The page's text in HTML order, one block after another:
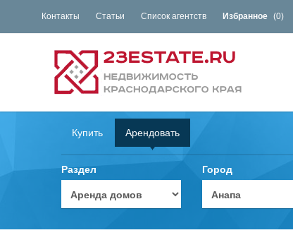
Контакты Статьи Список агентств Избранное (0)
Купить Арендовать
Раздел Город